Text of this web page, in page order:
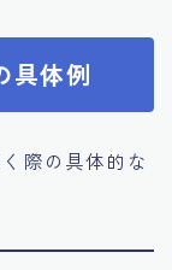
具体例
際の具体的な